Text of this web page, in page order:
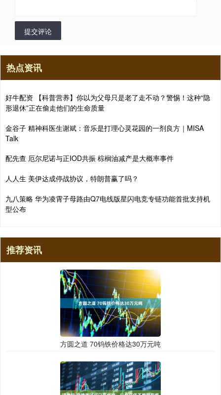
提交评论
热点资讯
好牛配资 【科普营养】你以为父母只是老了走不动？警惕！这种“隐
形退休”正在偷走他们的生命质量
金谷子 精神科医生谢斌：音乐是打理心灵花园的一剂良方｜MISA
Talk
配先查 厄尔尼诺与正IOD共振 棕榈油减产是大概率事件
人人生 美伊达成停战协议，特朗普赢了吗？
九八策略 华为凌霄子母路由Q7电线版星闪电竞专链功能首批支持机
型公布
推荐资讯
方圆之道 70钨铁价格达30万元吨